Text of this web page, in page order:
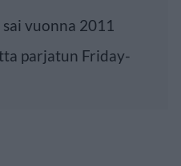
vuonna 2011
parjatun Friday-